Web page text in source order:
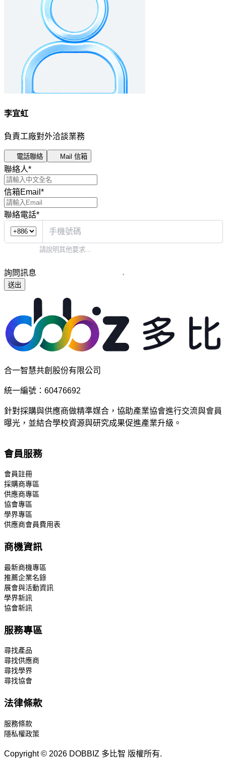
李宜虹
負責工廠對外洽談業務
電話聯絡 Mail 信箱
聯絡人*
信箱Email *
聯絡電話*
詢問訊息
送出
合一智慧共創股份有限公司
統一編號：60476692
針對採購與供應商做精準媒合，協助產業協會進行交流與會員
曝光，並結合學校資源與研究成果促進產業升級。
會員服務
會員註冊
採購商專區
供應商專區
協會專區
學界專區
供應商會員費用表
商機資訊
最新商機專區
推薦企業名錄
展會與活動資訊
學界新訊
協會新訊
服務專區
尋找產品
尋找供應商
尋找學界
尋找協會
法律條款
服務條款
隱私權政策
Copyright © 2026 DOBBIZ 多比智 版權所有.